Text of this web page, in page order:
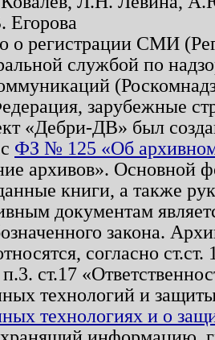
о регистрации СМИ
службой по
зарубежные
«Дебри-ДВ» был
ФЗ № 125 «Об
архивов». Основной
книги, а также
документам
закона.
согласно
ст.17
технологий и
технологиях и о